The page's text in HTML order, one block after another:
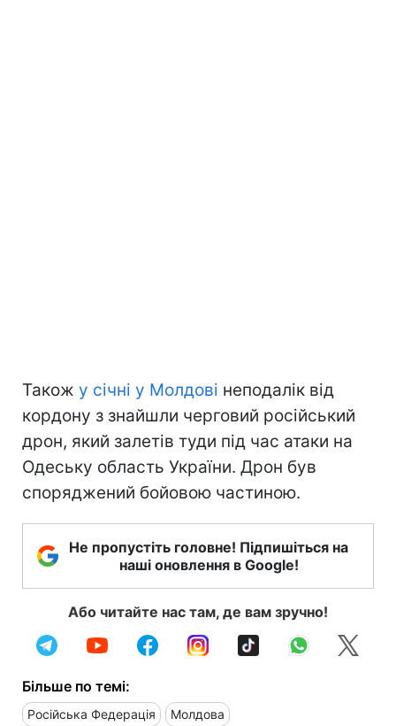
Також у січні у Молдові неподалік від
кордону з знайшли черговий російський
дрон, який залетів туди під час атаки на
Одеську область України. Дрон був
споряджений бойовою частиною.
Не пропустіть головне! Підпишіться на
наші оновлення в Google!
Або читайте нас там, де вам зручно!
Більше по темі:
Російська Федерація Молдова